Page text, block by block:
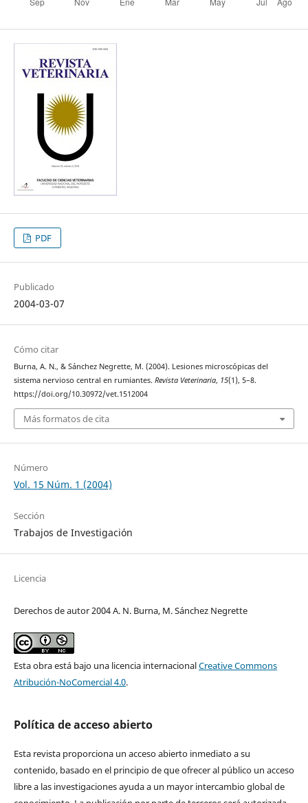
PDF
Publicado
2004-03-07
Cómo citar
Burna, A. N., & Sánchez Negrette, M. (2004). Lesiones microscópicas del
sistema nervioso central en rumiantes. Revista Veterinaria, 15(1), 5–8.
https://doi.org/10.30972/vet.1512004
Más formatos de cita
Número
Vol. 15 Núm. 1 (2004)
Sección
Trabajos de Investigación
Licencia
Derechos de autor 2004 A. N. Burna, M. Sánchez Negrette
Esta obra está bajo una licencia internacionalCreative Commons
Atribución-NoComercial 4.0.
Política de acceso abierto
Esta revista proporciona un acceso abierto inmediato a su
contenido, basado en el principio de que ofrecer al público un acceso
libre a las investigaciones ayuda a un mayor intercambio global de